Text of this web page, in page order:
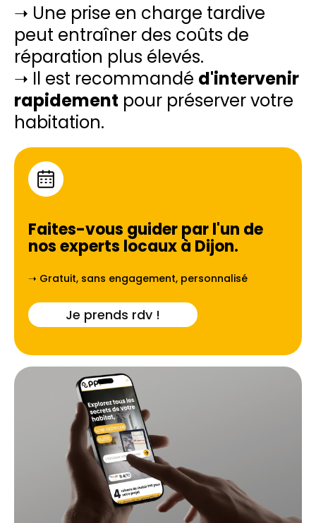
➝ Une prise en charge tardive
peut entraîner des coûts de
réparation plus élevés.
➝ Il est recommandé d'intervenir
rapidement pour préserver votre
habitation.
Faites-vous guider par l'un de
nos experts locaux à Dijon.
➝ Gratuit, sans engagement, personnalisé
Je prends rdv !